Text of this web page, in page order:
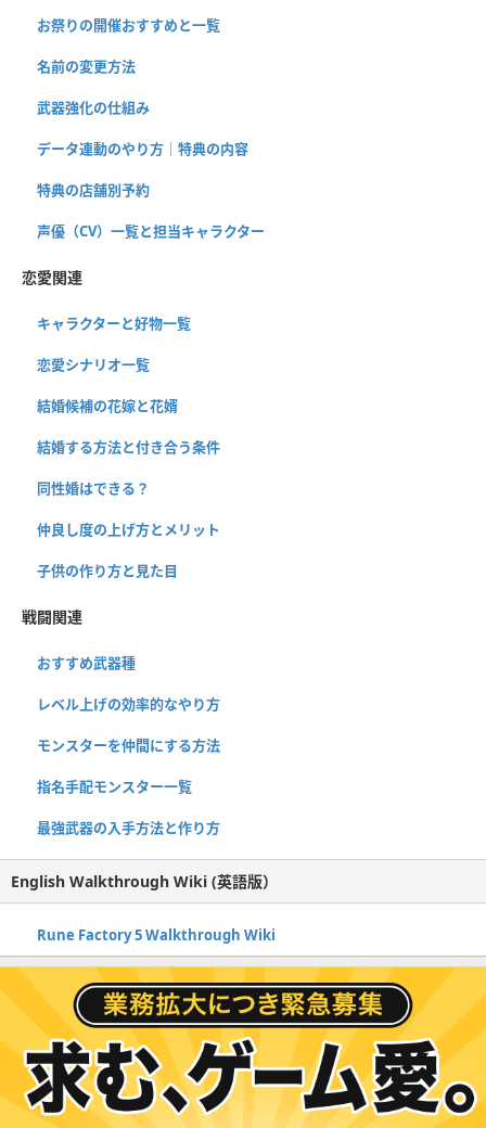
お祭りの開催おすすめと一覧
名前の変更方法
武器強化の仕組み
データ連動のやり方｜特典の内容
特典の店舗別予約
声優（CV）一覧と担当キャラクター
恋愛関連
キャラクターと好物一覧
恋愛シナリオ一覧
結婚候補の花嫁と花婿
結婚する方法と付き合う条件
同性婚はできる？
仲良し度の上げ方とメリット
子供の作り方と見た目
戦闘関連
おすすめ武器種
レベル上げの効率的なやり方
モンスターを仲間にする方法
指名手配モンスター一覧
最強武器の入手方法と作り方
English Walkthrough Wiki (英語版）
Rune Factory 5 Walkthrough Wiki